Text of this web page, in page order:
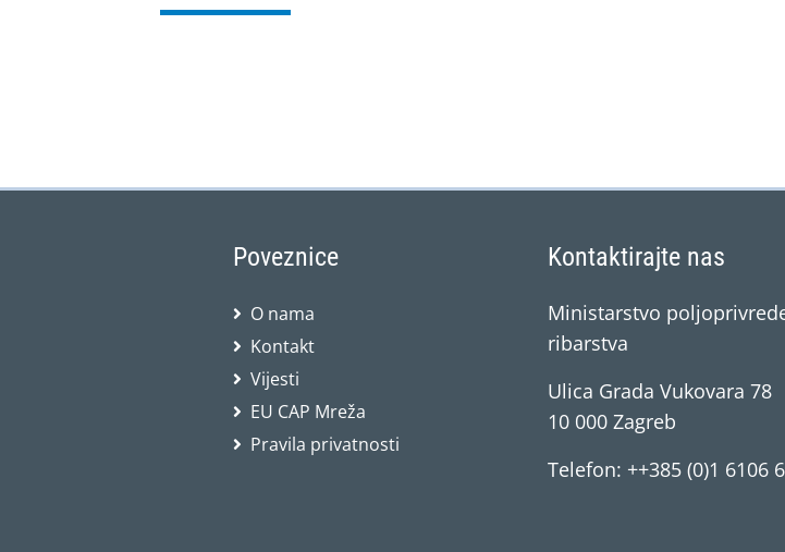
Poveznice
O nama
Kontakt
Vijesti
EU CAP Mreža
Pravila privatnosti
Kontaktirajte nas
Ministarstvo
ribarstva
Ulica Grada Vukovara 78
10 000 Zagreb
Telefon: ++385 (0)1 6106